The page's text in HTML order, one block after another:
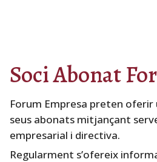
Soci Abonat
Forum Empresa preten
seus abonats mitjançant
empresarial i directiva.
Regularment s’ofereix